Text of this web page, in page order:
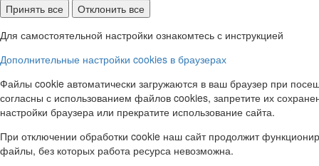
Принять все
Отклонить все
Для самостоятельной настройки ознакомтесь с инструкцией
Дополнительные настройки cookies в браузерах
Файлы cookie автоматически загружаются в ваш браузер при
согласны с использованием файлов cookies, запретите их
настройки браузера или прекратите использование сайта.
При отключении обработки cookie наш сайт продолжит
файлы, без которых работа ресурса невозможна.